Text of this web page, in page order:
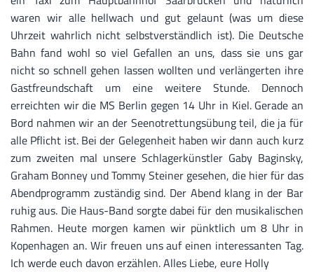
waren wir alle hellwach und gut gelaunt (was um diese
Uhrzeit wahrlich nicht selbstverständlich ist). Die Deutsche
Bahn fand wohl so viel Gefallen an uns, dass sie uns gar
nicht so schnell gehen lassen wollten und verlängerten ihre
Gastfreundschaft um eine weitere Stunde. Dennoch
erreichten wir die MS Berlin gegen 14 Uhr in Kiel. Gerade an
Bord nahmen wir an der Seenotrettungsübung teil, die ja für
alle Pflicht ist. Bei der Gelegenheit haben wir dann auch kurz
zum zweiten mal unsere Schlagerkünstler Gaby Baginsky,
Graham Bonney und Tommy Steiner gesehen, die hier für das
Abendprogramm zuständig sind. Der Abend klang in der Bar
ruhig aus. Die Haus-Band sorgte dabei für den musikalischen
Rahmen. Heute morgen kamen wir pünktlich um 8 Uhr in
Kopenhagen an. Wir freuen uns auf einen interessanten Tag.
Ich werde euch davon erzählen. Alles Liebe, eure Holly